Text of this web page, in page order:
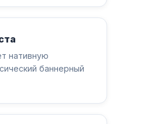
нативную
баннерный